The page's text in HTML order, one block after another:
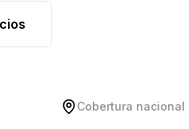
Cobertura nacional